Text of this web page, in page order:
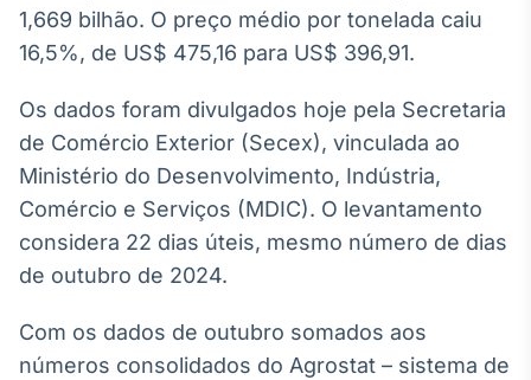
personalizados
Soluções de Dados
e Conteúdos
Broadcast
OTC
Plataforma para
negociação de
ativos
integração de
1,669 bilhão. O preço médio por tonelada caiu
16,5%, de US$ 475,16 para US$ 396,91.
Os dados foram divulgados hoje pela Secretaria
de Comércio Exterior (Secex), vinculada ao
Ministério do Desenvolvimento, Indústria,
Comércio e Serviços (MDIC). O levantamento
considera 22 dias úteis, mesmo número de dias
de outubro de 2024.
Com os dados de outubro somados aos
números consolidados do Agrostat – sistema de